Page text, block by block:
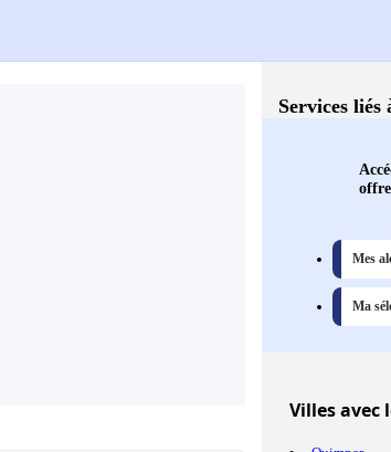
Services liés
Mes
Ma
Villesavec